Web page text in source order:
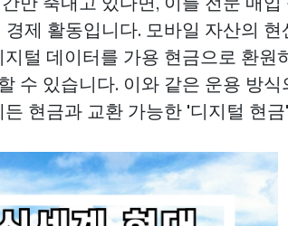
제 활동입니다. 모바일 자산의
털 데이터를 가용 현금으로 환원
수 있습니다. 이와 같은 운용 방
현금과 교환 가능한 '디지털 현